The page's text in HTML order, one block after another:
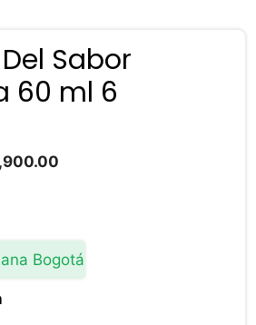
Sabor
60 ml 6
$43,900.00.
Bogotá